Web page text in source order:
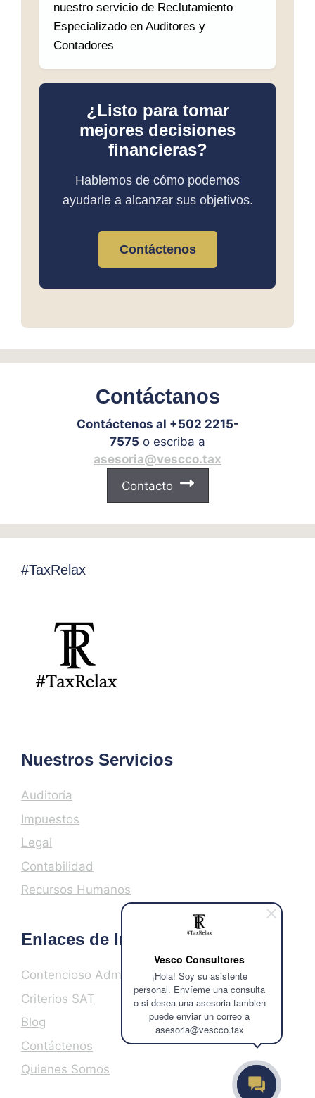
Vesco Consultores
¡Hola! Soy su asistente
personal. Envíeme una consulta
o si desea una asesoria tambien
puede enviar un correo a
asesoria@vescco.tax
nuestro servicio de Reclutamiento
Especializado en Auditores y
Contadores
¿Listo para tomar
mejores decisiones
financieras?
Hablemos de cómo podemos
ayudarle a alcanzar sus objetivos.
Contáctenos
Contáctanos
Contáctenos al +502 2215-
7575 o escriba a
asesoria@vescco.tax
Contacto
#TaxRelax
Nuestros Servicios
Auditoría
Impuestos
Legal
Contabilidad
Recursos Humanos
Enlaces de Interés
Contencioso Administrativo
Criterios SAT
Blog
Contáctenos
Quienes Somos